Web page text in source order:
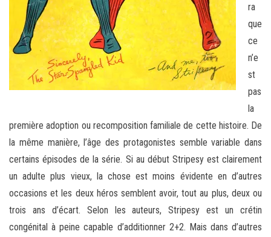
ra
que
ce
n’e
st
pas
la
première adoption ou recomposition familiale de cette histoire. De
la même manière, l’âge des protagonistes semble variable dans
certains épisodes de la série. Si au début Stripesy est clairement
un adulte plus vieux, la chose est moins évidente en d’autres
occasions et les deux héros semblent avoir, tout au plus, deux ou
trois ans d’écart. Selon les auteurs, Stripesy est un crétin
congénital à peine capable d’additionner 2+2. Mais dans d’autres